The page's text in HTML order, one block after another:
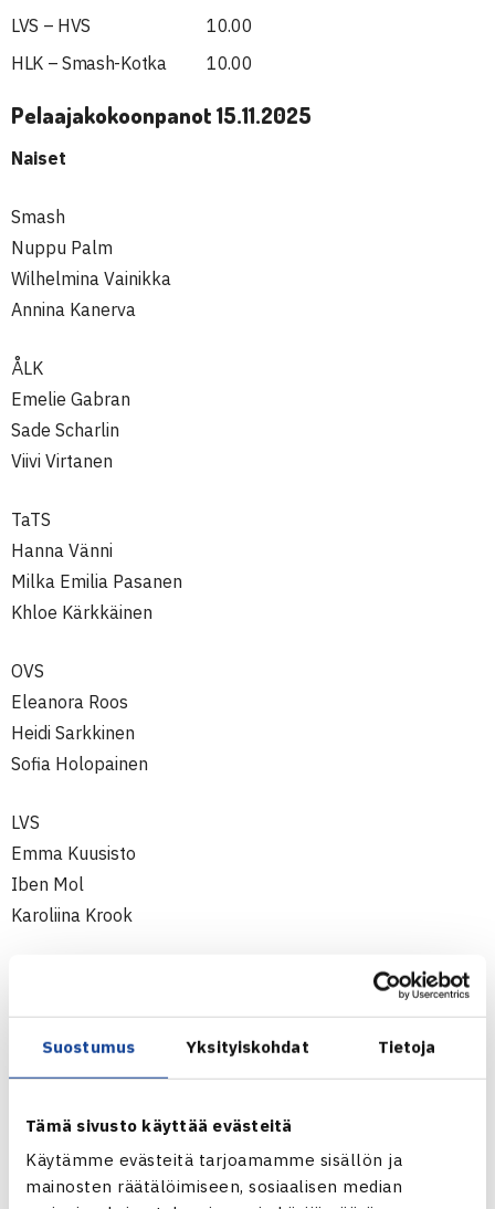
Suostumus Yksityiskohdat Tietoja
Tämä sivusto käyttää evästeitä
Käytämme evästeitä tarjoamamme sisällön ja
mainosten räätälöimiseen, sosiaalisen median
LVS – HVS
10.00
HLK – Smash-Kotka
10.00
Pelaajakokoonpanot 15.11.2025
Naiset
Smash
Nuppu Palm
Wilhelmina Vainikka
Annina Kanerva
ÅLK
Emelie Gabran
Sade Scharlin
Viivi Virtanen
TaTS
Hanna Vänni
Milka Emilia Pasanen
Khloe Kärkkäinen
OVS
Eleanora Roos
Heidi Sarkkinen
Sofia Holopainen
LVS
Emma Kuusisto
Iben Mol
Karoliina Krook
HLK
Daria Bibanina
Ilona Kanerva